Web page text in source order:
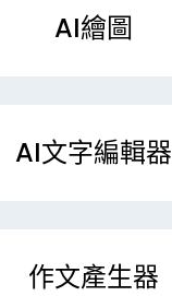
AI繪圖
AI文字編輯器
作文產生器